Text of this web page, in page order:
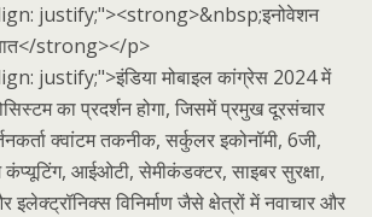
justify;"><strong>&nbsp;इनोवेशन
बात</strong></p>
justify;">इंडिया मोबाइल कांग्रेस 2024 में
का प्रदर्शन होगा, जिसमें प्रमुख दूरसंचार
क्वांटम तकनीक, सर्कुलर इकोनॉमी, 6जी,
आईओटी, सेमीकंडक्टर, साइबर सुरक्षा,
विनिर्माण जैसे क्षेत्रों में नवाचार और